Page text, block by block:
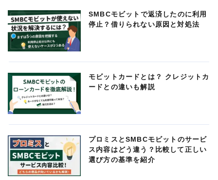
SMBCモビットで返済したのに利用
停止？借りられない原因と対処法
モビットカードとは？ クレジットカ
ードとの違いも解説
プロミスとSMBCモビットのサービ
ス内容はどう違う？比較して正しい
選び方の基準を紹介